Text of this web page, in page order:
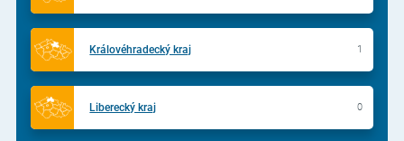
Královéhradecký kraj 1
Liberecký kraj 0